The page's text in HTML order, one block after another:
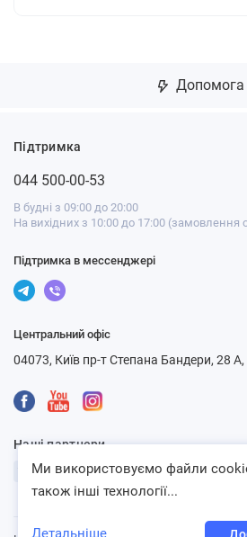
Допомога
Підтримка
044 500-00-53
В будні з 09:00 до 20:00
На вихідних з 10:00 до 17:00 (замовлення
Підтримка в мессенджері
Центральний офіс
04073, Київ пр-т Степана Бандери, 28
Наші партнери
Ми використовуємо файли
також інші технології...
Детальніше